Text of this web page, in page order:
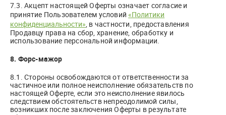
7.3. Акцепт настоящей Оферты означает согласие и
принятие Пользователем условий«Политики
конфиденциальности», в частности, предоставления
Продавцу права на сбор, хранение, обработку и
использование персональной информации.
8. Форс-мажор
8.1. Стороны освобождаются от ответственности за
частичное или полное неисполнение обязательств по
настоящей Оферте, если это неисполнение явилось
следствием обстоятельств непреодолимой силы,
возникших после заключения Оферты в результате